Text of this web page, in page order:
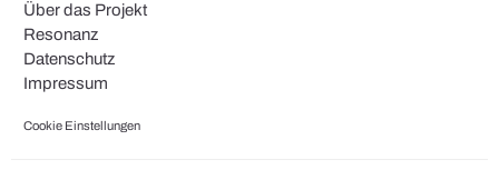
Über das Projekt
Resonanz
Datenschutz
Impressum
Cookie Einstellungen